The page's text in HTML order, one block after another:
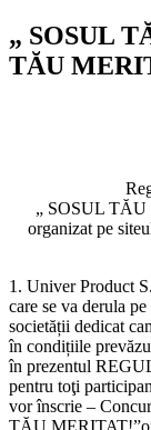
„ SOSUL
TĂU
„ SOSUL
organizat pe
1. Univer Product
care se va derula pe
societății dedicat
în condițiile
în prezentul
pentru toţi
vor înscrie –